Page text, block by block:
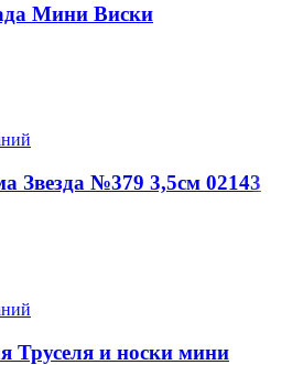
Мини Виски
Звезда №379 3,5см 02143
Труселя и носки мини